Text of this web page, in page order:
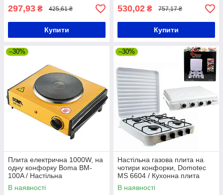
297,93 ₴ 425,61 ₴
Купити
530,02 ₴ 757,17 ₴
Купити
–30%
Плита електрична 1000W, на
одну конфорку Boma BM-
100A / Настільна
електроплита / Конфорка-
диск
В наявності
–30%
Настільна газова плита на
чотири конфорки, Domotec
MS 6604 / Кухонна плита
чотириконфоркова
В наявності